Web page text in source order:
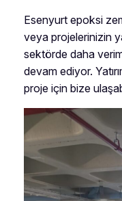
Esenyurt epoksi
veya projelerinizin
sektörde daha
devam ediyor.
proje için bize